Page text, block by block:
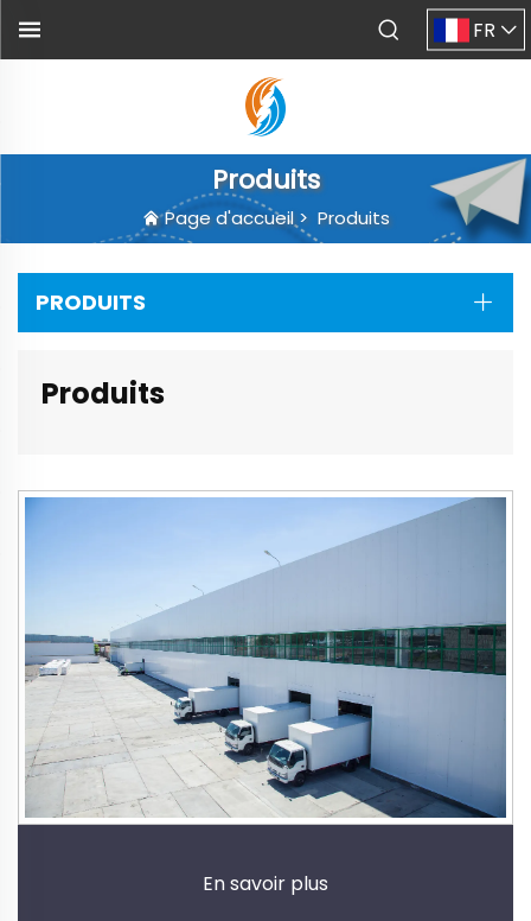
FR
Produits
Page d'accueil> Produits
PRODUITS
Produits
En savoir plus